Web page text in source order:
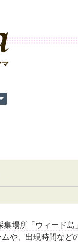
マ
集場所「ウィード
や、出現時間など